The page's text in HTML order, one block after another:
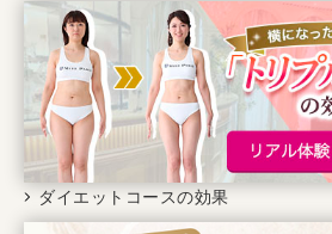
ダイエットコースの効果